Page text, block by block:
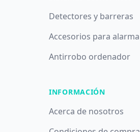
Detectores y barreras
Accesorios para alarma
Antirrobo ordenador
INFORMACIÓN
Acerca de nosotros